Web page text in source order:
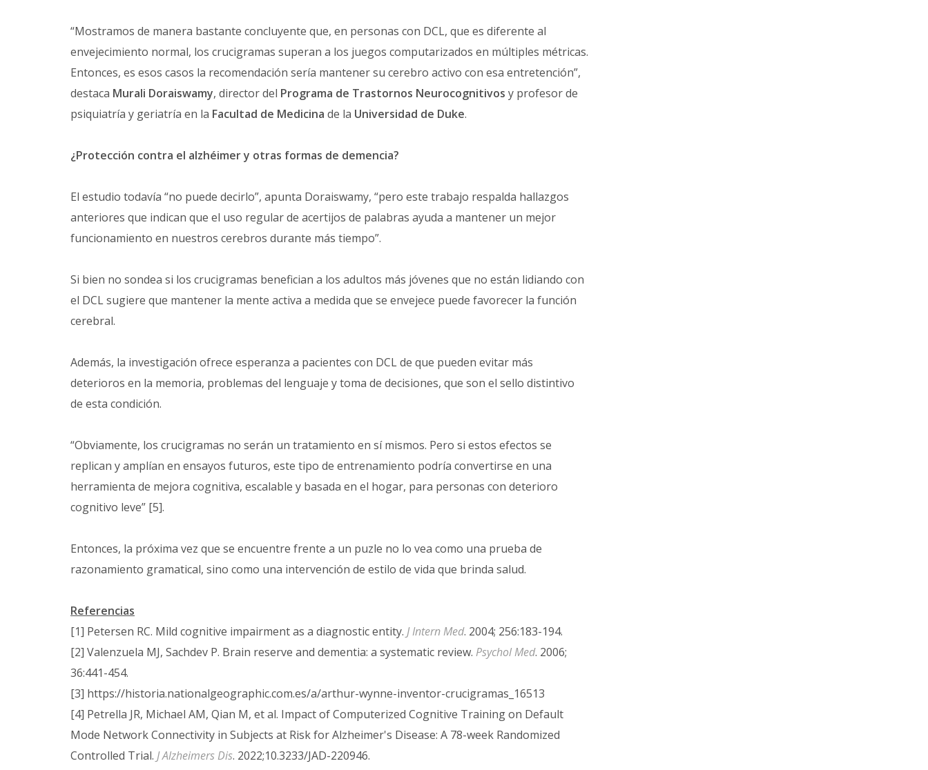
“Mostramos de manera bastante concluyente que, en personas con DCL, que es diferente al
envejecimiento normal, los crucigramas superan a los juegos computarizados en múltiples métricas.
Entonces, es esos casos la recomendación sería mantener su cerebro activo con esa entretención”,
destaca Murali Doraiswamy, director del Programa de Trastornos Neurocognitivos y profesor de
psiquiatría y geriatría en la Facultad de Medicina de la Universidad de Duke.
¿Protección contra el alzhéimer y otras formas de demencia?
El estudio todavía “no puede decirlo”, apunta Doraiswamy, “pero este trabajo respalda hallazgos
anteriores que indican que el uso regular de acertijos de palabras ayuda a mantener un mejor
funcionamiento en nuestros cerebros durante más tiempo”.
Si bien no sondea si los crucigramas benefician a los adultos más jóvenes que no están lidiando con
el DCL sugiere que mantener la mente activa a medida que se envejece puede favorecer la función
cerebral.
Además, la investigación ofrece esperanza a pacientes con DCL de que pueden evitar más
deterioros en la memoria, problemas del lenguaje y toma de decisiones, que son el sello distintivo
de esta condición.
“Obviamente, los crucigramas no serán un tratamiento en sí mismos. Pero si estos efectos se
replican y amplían en ensayos futuros, este tipo de entrenamiento podría convertirse en una
herramienta de mejora cognitiva, escalable y basada en el hogar, para personas con deterioro
cognitivo leve” [5].
Entonces, la próxima vez que se encuentre frente a un puzle no lo vea como una prueba de
razonamiento gramatical, sino como una intervención de estilo de vida que brinda salud.
Referencias
[1] Petersen RC. Mild cognitive impairment as a diagnostic entity. J Intern Med. 2004; 256:183-194.
[2] Valenzuela MJ, Sachdev P. Brain reserve and dementia: a systematic review. Psychol Med. 2006;
36:441-454.
[3] https://historia.nationalgeographic.com.es/a/arthur-wynne-inventor-crucigramas_16513
[4] Petrella JR, Michael AM, Qian M, et al. Impact of Computerized Cognitive Training on Default
Mode Network Connectivity in Subjects at Risk for Alzheimer's Disease: A 78-week Randomized
Controlled Trial. J Alzheimers Dis. 2022;10.3233/JAD-220946.